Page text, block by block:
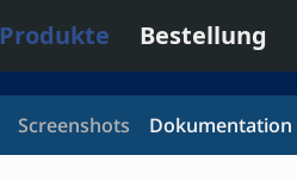
Produkte Bestellung
Screenshots Dokumentation